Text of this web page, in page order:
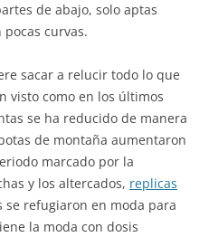
de abajo, solo aptas
curvas.
sacar a relucir todo lo que
visto como en los últimos
se ha reducido de manera
de montaña aumentaron
marcado por la
y los altercados, replicas
se refugiaron en moda para
la moda con dosis